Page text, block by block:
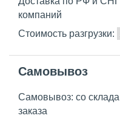
компаний
Стоимость разгрузки:
Самовывоз
Самовывоз: со
заказа